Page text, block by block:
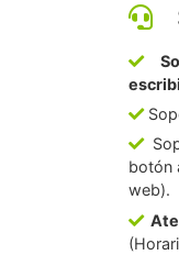
botón
web).